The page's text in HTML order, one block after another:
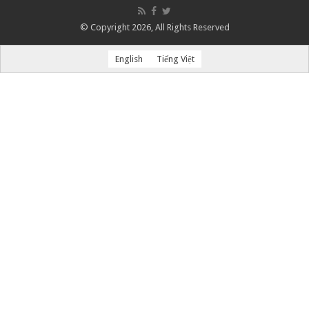
© Copyright 2026, All Rights Reserved
English Tiếng Việt